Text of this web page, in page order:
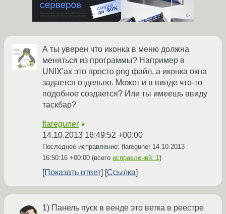
А ты уверен что иконка в меню должна
меняться из программы? Например в
UNIX'ах это просто png файл, а иконка окна
задается отдельно. Может и в винде что-то
подобное создается? Или ты имеешь ввиду
таскбар?
flareguner ★
14.10.2013 16:49:52 +00:00
Последнее исправление: flareguner 14.10.2013
16:50:16 +00:00 (всего исправлений: 1)
Показать ответ Ссылка
1) Панель пуск в венде это ветка в реестре